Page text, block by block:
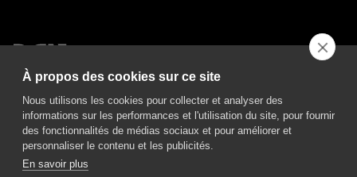
50013 Campi Bisenzio Firenze - Italy
À propos des cookies sur ce site
Nous utilisons les cookies pour collecter et analyser des
informations sur les performances et l'utilisation du site, pour fournir
des fonctionnalités de médias sociaux et pour améliorer et
personnaliser le contenu et les publicités.
En savoir plus